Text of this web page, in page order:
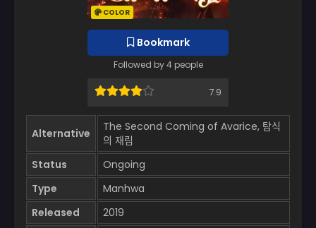
COLOR
Bookmark
Followed by 4 people
7.9
Alternative
The Second Coming of Avarice, 탐식
의 재림
Status
Ongoing
Type
Manhwa
Released
2019